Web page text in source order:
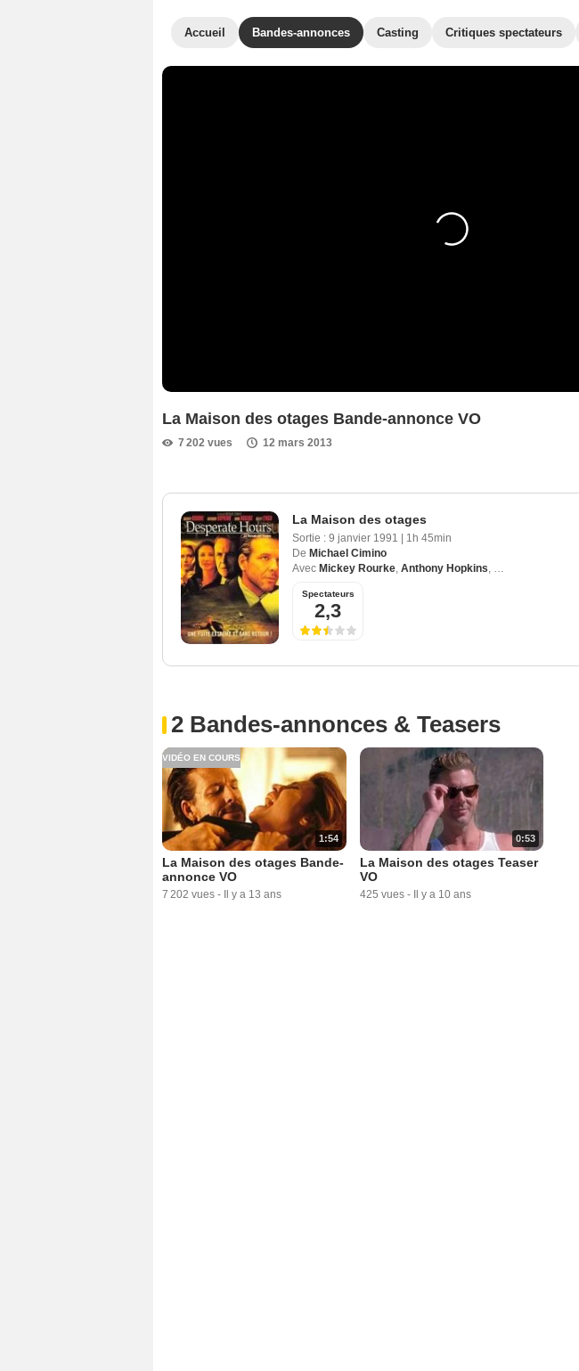
Accueil Bandes-annonces Casting Critiques spectateurs
La Maison des otages Bande-annonce VO
7 202 vues 12 mars 2013
La Maison des otages
Sortie : 9 janvier 1991
1h 45min
De Michael Cimino
Avec Mickey Rourke, Anthony Hopkins, Mimi Rogers
Spectateurs
2,3
2 Bandes-annonces & Teasers
1:54
VIDÉO EN COURS
La Maison des otages Bande-
annonce VO
7 202 vues - Il y a 13 ans
0:53
La Maison des otages Teaser
VO
425 vues - Il y a 10 ans